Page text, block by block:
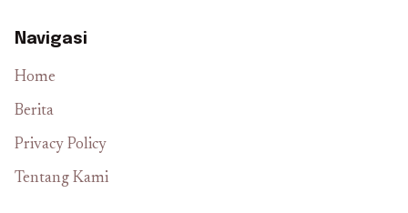
Navigasi
Home
Berita
Privacy Policy
Tentang Kami